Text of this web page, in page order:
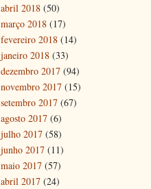
abril 2018 (50)
março 2018 (17)
fevereiro 2018 (14)
janeiro 2018 (33)
dezembro 2017 (94)
novembro 2017 (15)
setembro 2017 (67)
agosto 2017 (6)
julho 2017 (58)
junho 2017 (11)
maio 2017 (57)
abril 2017 (24)